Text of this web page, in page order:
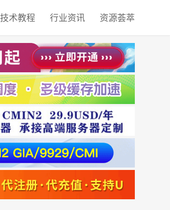
技术教程 行业资讯 资源荟萃